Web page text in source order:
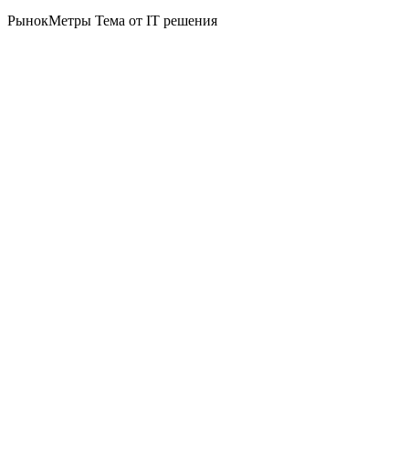
РынокМетры Тема от IT решения